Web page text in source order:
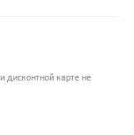
дисконтной карте не